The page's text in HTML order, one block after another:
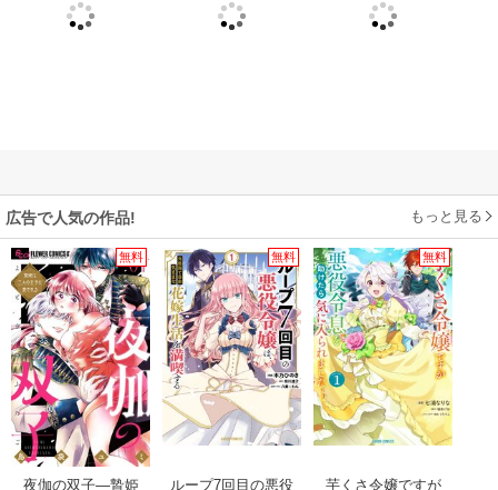
広告で人気の作品! もっと見る
無料
夜伽の双子―贄姫
無料
ループ7回目の悪役
無料
芋くさ令嬢ですが